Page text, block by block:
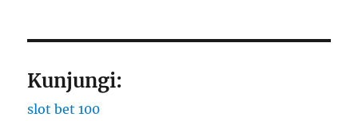
Kunjungi:
slot bet 100